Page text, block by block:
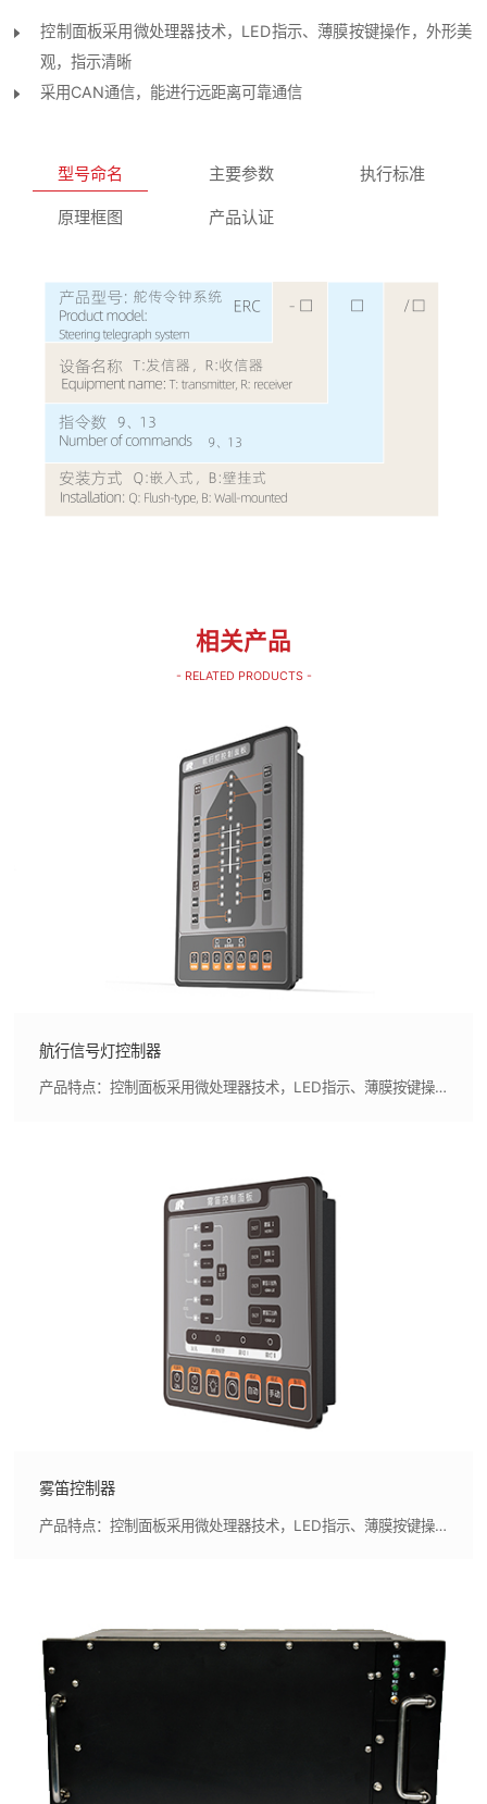
控制面板采用微处理器技术，LED指示、薄膜按键操作，外形美
观，指示清晰
采用CAN通信，能进行远距离可靠通信
型号命名 主要参数 执行标准
原理框图 产品认证
相关产品
- RELATED PRODUCTS -
航行信号灯控制器
产品特点：控制面板采用微处理器技术，LED指示、薄膜按键操作，外形美观，指示清晰,控制面板按照实船布置模拟显示航行信号灯的位置
雾笛控制器
产品特点：控制面板采用微处理器技术，LED指示、薄膜按键操作，外形美观，指示清晰,控制面板具有支持桥楼自动化系统的扩展接口